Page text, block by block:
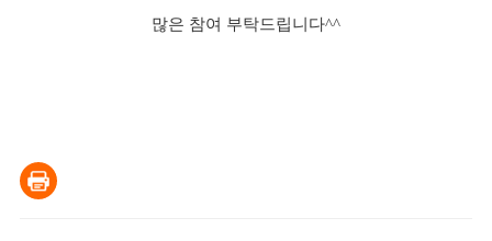
많은 참여 부탁드립니다^^